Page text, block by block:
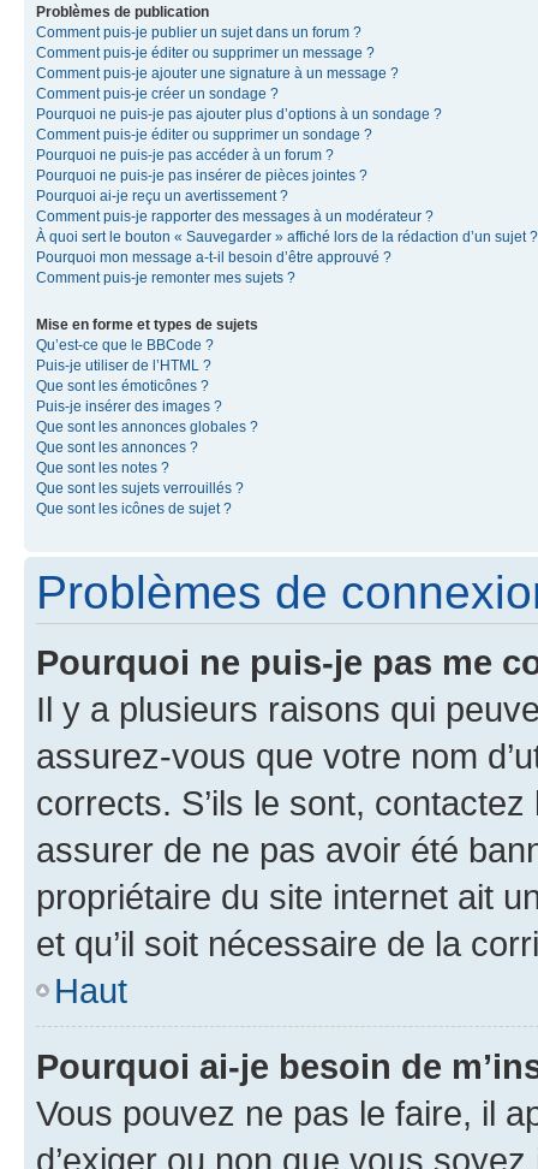
Problèmes de publication
Comment puis-je publier un sujet dans un forum ?
Comment puis-je éditer ou supprimer un message ?
Comment puis-je ajouter une signature à un message ?
Comment puis-je créer un sondage ?
Pourquoi ne puis-je pas ajouter plus d’options à un sondage ?
Comment puis-je éditer ou supprimer un sondage ?
Pourquoi ne puis-je pas accéder à un forum ?
Pourquoi ne puis-je pas insérer de pièces jointes ?
Pourquoi ai-je reçu un avertissement ?
Comment puis-je rapporter des messages à un modérateur ?
À quoi sert le bouton « Sauvegarder » affiché lors de la rédaction d’un sujet ?
Pourquoi mon message a-t-il besoin d’être approuvé ?
Comment puis-je remonter mes sujets ?
Mise en forme et types de sujets
Qu’est-ce que le BBCode ?
Puis-je utiliser de l’HTML ?
Que sont les émoticônes ?
Puis-je insérer des images ?
Que sont les annonces globales ?
Que sont les annonces ?
Que sont les notes ?
Que sont les sujets verrouillés ?
Que sont les icônes de sujet ?
Problèmes de
Pourquoi ne puis-je pas me
Il y a plusieurs raisons qui
assurez-vous que votre nom
corrects. S’ils le sont,
assurer de ne pas avoir été
propriétaire du site internet ait
et qu’il soit nécessaire de la
Haut
Pourquoi ai-je besoin de
Vous pouvez ne pas le faire, il
d’exiger ou non que vous